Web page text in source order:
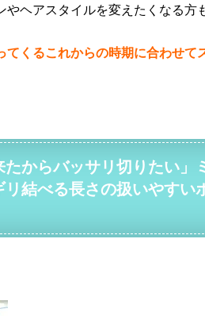
ヘアスタイルを変えたくなる方
てくるこれからの時期に合わせて
たからバッサリ切りたい
結べる長さの扱いやすい